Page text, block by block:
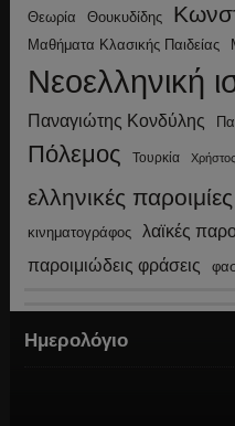
Θεωρία Θουκυδίδης
Μαθήματα Κλασικής Παιδείας
Νεοελληνική
Παναγιώτης Κονδύλης
Πόλεμος Τουρκία
ελληνικές παροιμίες
κινηματογράφος λαϊκές
παροιμιώδεις φράσεις
Ημερολόγιο